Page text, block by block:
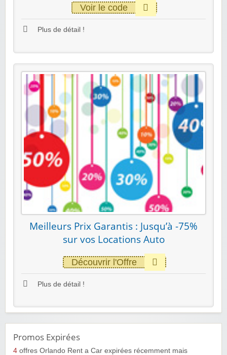
Voir le code
Plus de détail !
Meilleurs Prix Garantis : Jusqu’à -75%
sur vos Locations Auto
Découvrir l'Offre
Plus de détail !
Promos Expirées
4 offres Orlando Rent a Car expirées récemment mais